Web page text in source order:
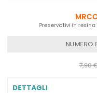
Preservativi in
NUMERO
7,90
DETTAGLI